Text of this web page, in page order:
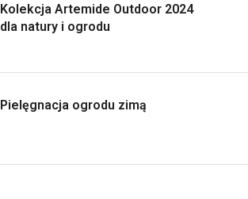
Kolekcja Artemide Outdoor 2024
dla natury i ogrodu
Pielęgnacja ogrodu zimą